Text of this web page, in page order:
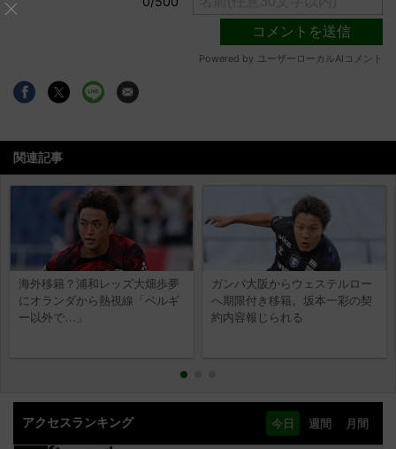
関連記事
海外移籍？浦和レッズ大畑歩夢
にオランダから熱視線「ベルギ
ー以外で…」
ガンバ大阪からウェステルロー
へ期限付き移籍。坂本一彩の契
約内容報じられる
アクセスランキング 今日 週間 月間